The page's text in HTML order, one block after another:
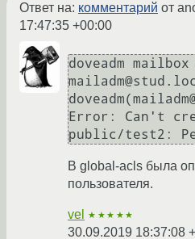
Ответ на: комментарий от
17:47:35 +00:00
doveadm
Error: Can't
public/test2:
В global-acls была
пользователя.
vel ★★★★★
30.09.2019 18:37:08